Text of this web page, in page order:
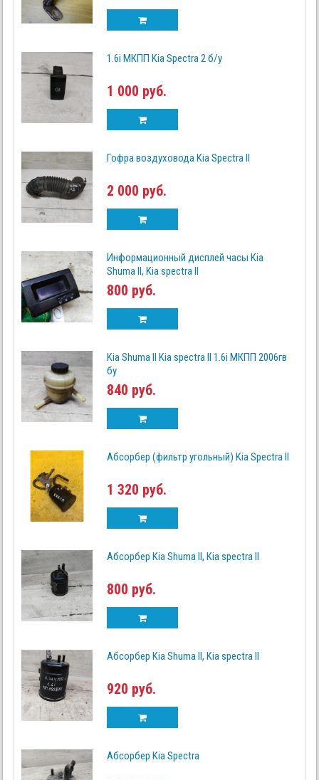
1.6i МКПП Kia Spectra 2 б/у
1 000 руб.
Гофра воздуховода Kia Spectra II
2 000 руб.
Информационный дисплей часы Kia
Shuma II, Kia spectra II
800 руб.
Kia Shuma II Kia spectra II 1.6i МКПП 2006гв
бу
840 руб.
Абсорбер (фильтр угольный) Kia Spectra II
1 320 руб.
Абсорбер Kia Shuma II, Kia spectra II
800 руб.
Абсорбер Kia Shuma II, Kia spectra II
920 руб.
Абсорбер Kia Spectra